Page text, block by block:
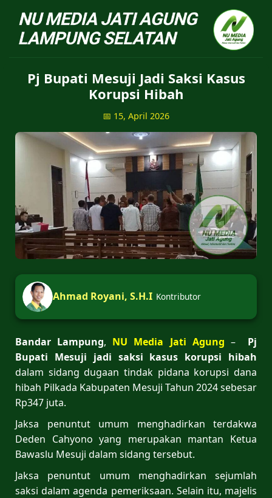
NU Jatiagung - Situs
Pj Bupati Mesuji Jadi Saksi Kasus
Korupsi Hibah
📅 15, April 2026
Ahmad Royani, S.H.I Kontributor
Bandar Lampung, NU Media Jati Agung – Pj
Bupati Mesuji jadi saksi kasus korupsi hibah
dalam sidang dugaan tindak pidana korupsi dana
hibah Pilkada Kabupaten Mesuji Tahun 2024 sebesar
Rp347 juta.
Jaksa penuntut umum menghadirkan terdakwa
Deden Cahyono yang merupakan mantan Ketua
Bawaslu Mesuji dalam sidang tersebut.
Jaksa penuntut umum menghadirkan sejumlah
saksi dalam agenda pemeriksaan. Selain itu, majelis